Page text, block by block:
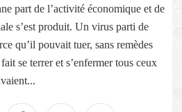
part de l’activité économique et de
s’est produit. Un virus parti de
qu’il pouvait tuer, sans remèdes
se terrer et s’enfermer tous ceux